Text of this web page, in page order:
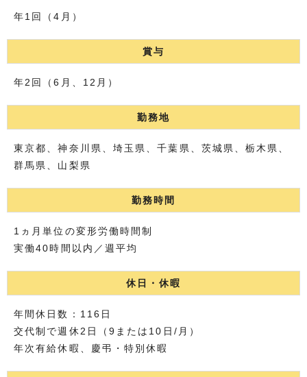
年1回（4月）
賞与
年2回（6月、12月）
勤務地
東京都、神奈川県、埼玉県、千葉県、茨城県、栃木県、
群馬県、山梨県
勤務時間
1ヵ月単位の変形労働時間制
実働40時間以内／週平均
休日・休暇
年間休日数：116日
交代制で週休2日（9または10日/月）
年次有給休暇、慶弔・特別休暇